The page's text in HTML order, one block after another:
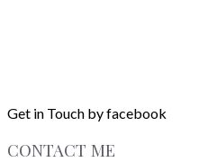
Get in Touch by facebook
CONTACT ME